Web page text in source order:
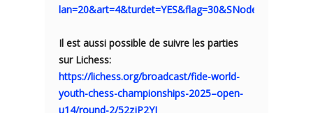
lan=20&art=4&turdet=YES&flag=30&SNode=S0
Il est aussi possible de suivre les parties
sur Lichess:
https://lichess.org/broadcast/fide-world-
youth-chess-championships-2025–open-
u14/round-2/52zjP2YI